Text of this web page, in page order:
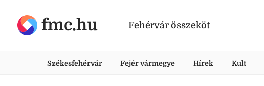
fmc.hu Fehérvár összeköt
Székesfehérvár Fejér vármegye Hírek Kult